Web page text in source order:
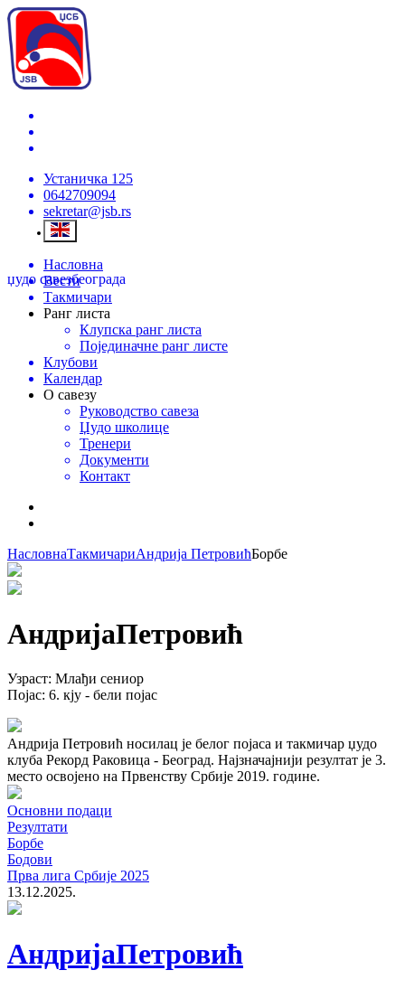
Устаничка 125
0642709094
sekretar@jsb.rs
џудо савезбеограда
Насловна
Вести
Такмичари
Ранг листа
Клупска ранг листа
Појединачне ранг листе
Клубови
Календар
О савезу
Руководство савеза
Џудо школице
Тренери
Документи
Контакт
НасловнаТакмичариАндрија ПетровићБорбе
АндријаПетровић
Узраст: Млађи сениор
Појас: 6. кју - бели појас
Андрија Петровић носилац је белог појаса и такмичар џудо
клуба Рекорд Раковица - Београд. Најзначајнији резултат је 3.
место освојено на Првенству Србије 2019. године.
Основни подаци
Резултати
Борбе
Бодови
Прва лига Србије 2025
13.12.2025.
АндријаПетровић